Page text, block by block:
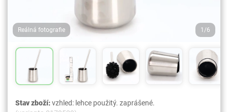
Reálná fotografie 1/6
Stav zboží:vzhled: lehce použitý. zaprášené.